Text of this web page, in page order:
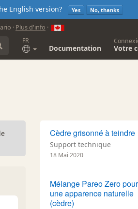
English version? Yes No, thanks
· Plus d'info ·
FR
Documentation Votre
Cèdre grisonné à teindre
Support technique
18 Mai 2020
Mélange Pareo Zero pour
une apparence naturelle
(cèdre)